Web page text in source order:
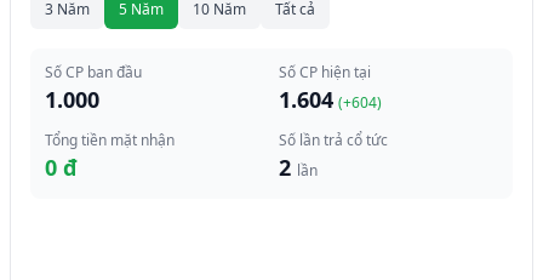
3 Năm 5 Năm 10 Năm Tất cả
Số CP ban đầu
1.000
Số CP hiện tại
1.604 (+604)
Tổng tiền mặt nhận
0 đ
Số lần trả cổ tức
2 lần